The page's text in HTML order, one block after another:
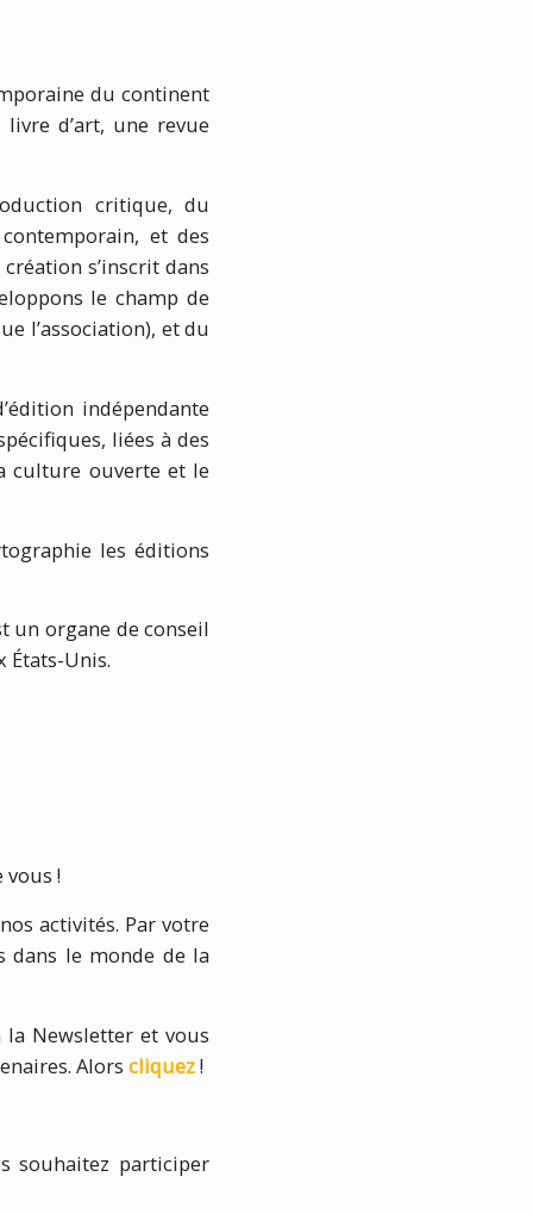
du continent
d’art, une revue
critique, du
et des
s’inscrit dans
le champ de
l’association), et du
indépendante
liées à des
culture ouverte et le
les éditions
un organe de conseil
États-Unis.
!
activités. Par votre
dans le monde de la
Newsletter et vous
Alors cliquez!
souhaitez participer